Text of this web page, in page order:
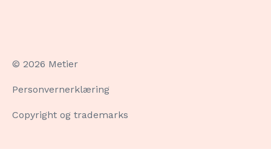
© 2026 Metier
Personvernerklæring
Copyright og trademarks